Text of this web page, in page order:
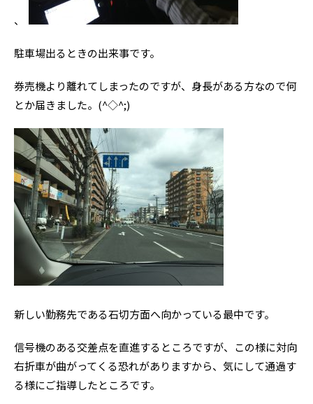
、
駐車場出るときの出来事です。
券売機より離れてしまったのですが、身長がある方なので何
とか届きました。(^◇^;)
新しい勤務先である石切方面へ向かっている最中です。
信号機のある交差点を直進するところですが、この様に対向
右折車が曲がってくる恐れがありますから、気にして通過す
る様にご指導したところです。